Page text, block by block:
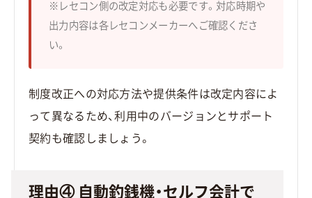
※レセコン側の改定対応も必要です。対応時期や
出力内容は各レセコンメーカーへご確認くださ
い。
制度改正への対応方法や提供条件は改定内容によ
って異なるため、利用中のバージョンとサポート
契約も確認しましょう。
理由④ 自動釣銭機・セルフ会計で